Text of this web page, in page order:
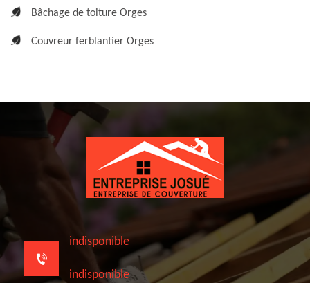
Bâchage de toiture Orges
Couvreur ferblantier Orges
indisponible
indisponible